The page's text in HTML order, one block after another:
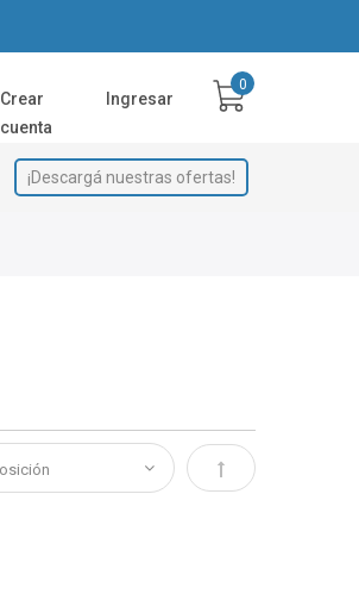
Crear
cuenta
Ingresar
¡Descargá nuestras ofertas!
Establecer